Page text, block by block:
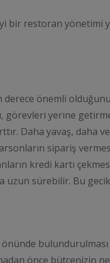
bir restoran yönetimi
önemli
görevleri yerine
Daha yavaş,
sipariş
kredi kartı
uzun sürebilir. Bu
önce bütçenizin